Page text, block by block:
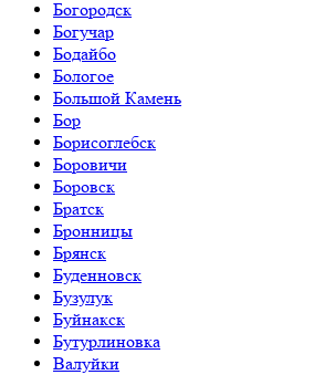
Богородск
Богучар
Бодайбо
Бологое
Большой Камень
Бор
Борисоглебск
Боровичи
Боровск
Братск
Бронницы
Брянск
Буденновск
Бузулук
Буйнакск
Бутурлиновка
Валуйки